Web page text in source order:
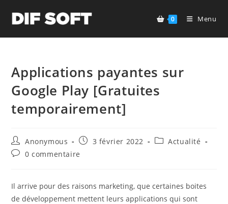
0 Menu
Applications payantes sur
Google Play [Gratuites
temporairement]
Auteur/autrice
de
la
Anonymous
Publication
3 février 2022
PostActualité
Commentaires
publication :
0 commentaire
Il arrive pour des raisons marketing, que certaines boites
de développement mettent leurs applications qui sont